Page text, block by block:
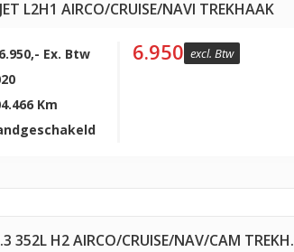
L2H1 AIRCO/CRUISE/NAVI TREKHAAK
Ex. Btw
Km
6.950 excl. Btw
352L H2 AIRCO/CRUISE/NAV/CAM TREKH.